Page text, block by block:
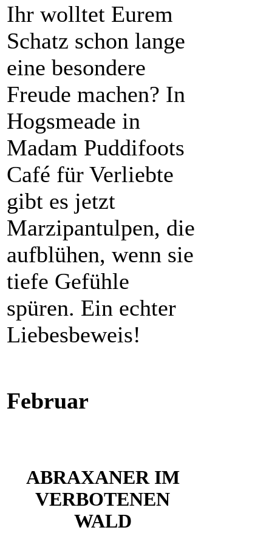
Ihr wolltet Eurem
Schatz schon lange
eine besondere
Freude machen? In
Hogsmeade in
Madam Puddifoots
Café für Verliebte
gibt es jetzt
Marzipantulpen, die
aufblühen, wenn sie
tiefe Gefühle
spüren. Ein echter
Liebesbeweis!
Februar
ABRAXANER IM
VERBOTENEN
WALD